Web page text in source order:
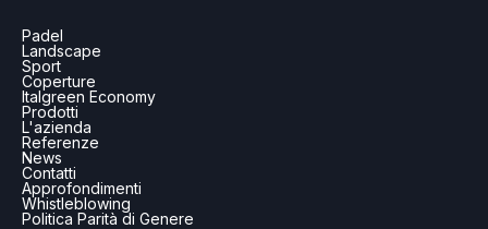
Padel
Landscape
Sport
Coperture
Italgreen Economy
Prodotti
L'azienda
Referenze
News
Contatti
Approfondimenti
Whistleblowing
Politica Parità di Genere